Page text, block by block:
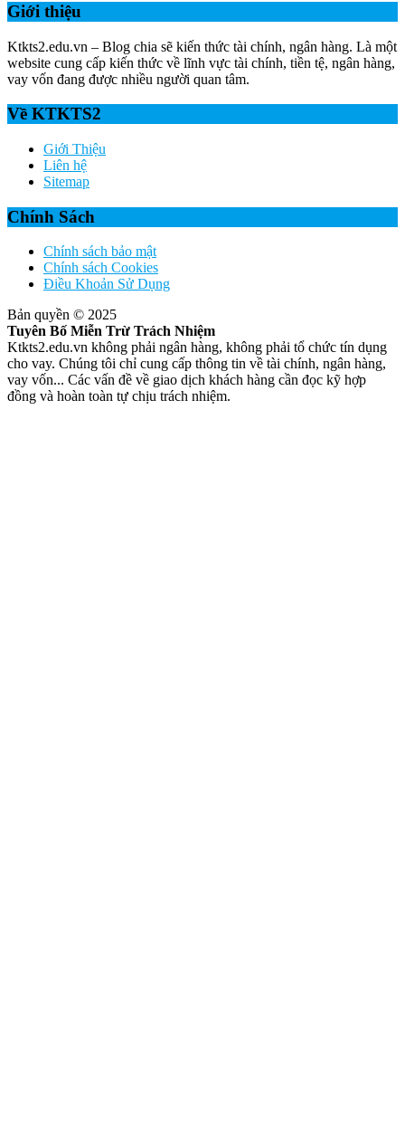
Giới thiệu
Ktkts2.edu.vn – Blog chia sẽ kiến thức tài chính, ngân hàng. Là một
website cung cấp kiến thức về lĩnh vực tài chính, tiền tệ, ngân hàng,
vay vốn đang được nhiều người quan tâm.
Về KTKTS2
Giới Thiệu
Liên hệ
Sitemap
Chính Sách
Chính sách bảo mật
Chính sách Cookies
Điều Khoản Sử Dụng
Bản quyền © 2025
Tuyên Bố Miễn Trừ Trách Nhiệm
Ktkts2.edu.vn không phải ngân hàng, không phải tổ chức tín dụng
cho vay. Chúng tôi chỉ cung cấp thông tin về tài chính, ngân hàng,
vay vốn... Các vấn đề về giao dịch khách hàng cần đọc kỹ hợp
đồng và hoàn toàn tự chịu trách nhiệm.